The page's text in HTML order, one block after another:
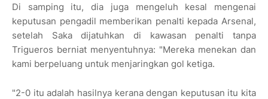
Di samping itu, dia juga mengeluh kesal mengenai
keputusan pengadil memberikan penalti kepada Arsenal,
setelah Saka dijatuhkan di kawasan penalti tanpa
Trigueros berniat menyentuhnya: "Mereka menekan dan
kami berpeluang untuk menjaringkan gol ketiga.
"2-0 itu adalah hasilnya kerana dengan keputusan itu kita